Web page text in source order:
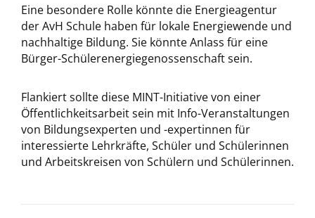
Eine besondere Rolle könnte die Energieagentur
der AvH Schule haben für lokale Energiewende und
nachhaltige Bildung. Sie könnte Anlass für eine
Bürger-Schülerenergiegenossenschaft sein.
Flankiert sollte diese MINT-Initiative von einer
Öffentlichkeitsarbeit sein mit Info-Veranstaltungen
von Bildungsexperten und -expertinnen für
interessierte Lehrkräfte, Schüler und Schülerinnen
und Arbeitskreisen von Schülern und Schülerinnen.